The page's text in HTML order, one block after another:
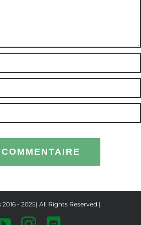
- 2025| All Rights Reserved |